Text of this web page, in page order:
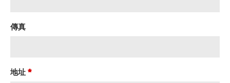
傳真
地址 *